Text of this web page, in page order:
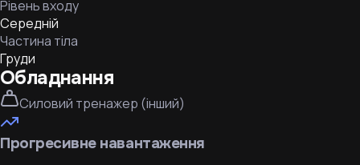
Рівень входу
Середній
Частина тіла
Груди
Обладнання
Силовий тренажер (інший)
Прогресивне навантаження